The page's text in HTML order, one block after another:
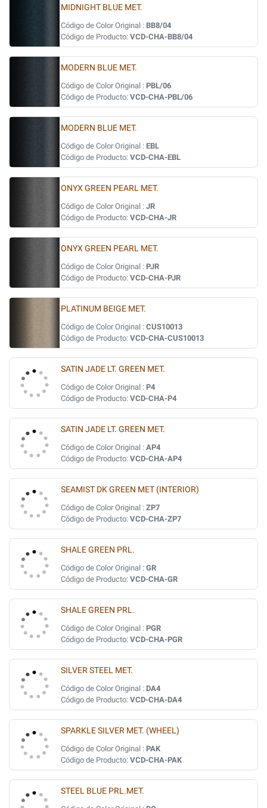
MIDNIGHT BLUE MET.
Código de Color Original : BB8/04
Código de Producto: VCD-CHA-BB8/04
MODERN BLUE MET.
Código de Color Original : PBL/06
Código de Producto: VCD-CHA-PBL/06
MODERN BLUE MET.
Código de Color Original : EBL
Código de Producto: VCD-CHA-EBL
ONYX GREEN PEARL MET.
Código de Color Original : JR
Código de Producto: VCD-CHA-JR
ONYX GREEN PEARL MET.
Código de Color Original : PJR
Código de Producto: VCD-CHA-PJR
PLATINUM BEIGE MET.
Código de Color Original : CUS10013
Código de Producto: VCD-CHA-CUS10013
SATIN JADE LT. GREEN MET.
Código de Color Original : P4
Código de Producto: VCD-CHA-P4
SATIN JADE LT. GREEN MET.
Código de Color Original : AP4
Código de Producto: VCD-CHA-AP4
SEAMIST DK GREEN MET (INTERIOR)
Código de Color Original : ZP7
Código de Producto: VCD-CHA-ZP7
SHALE GREEN PRL.
Código de Color Original : GR
Código de Producto: VCD-CHA-GR
SHALE GREEN PRL.
Código de Color Original : PGR
Código de Producto: VCD-CHA-PGR
SILVER STEEL MET.
Código de Color Original : DA4
Código de Producto: VCD-CHA-DA4
SPARKLE SILVER MET. (WHEEL)
Código de Color Original : PAK
Código de Producto: VCD-CHA-PAK
STEEL BLUE PRL.MET.